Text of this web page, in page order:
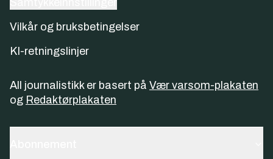
Vilkår og bruksbetingelser
KI-retningslinjer
All journalistikk er basert på Vær varsom-plakaten
og Redaktørplakaten